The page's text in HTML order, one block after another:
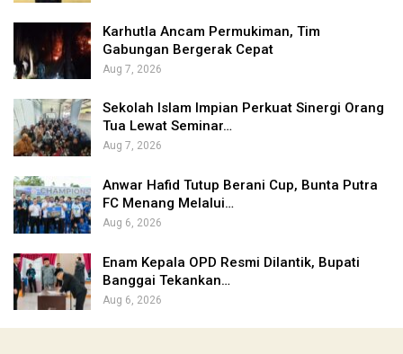
Karhutla Ancam Permukiman, Tim
Gabungan Bergerak Cepat
Aug 7, 2026
Sekolah Islam Impian Perkuat Sinergi Orang
Tua Lewat Seminar…
Aug 7, 2026
Anwar Hafid Tutup Berani Cup, Bunta Putra
FC Menang Melalui…
Aug 6, 2026
Enam Kepala OPD Resmi Dilantik, Bupati
Banggai Tekankan…
Aug 6, 2026